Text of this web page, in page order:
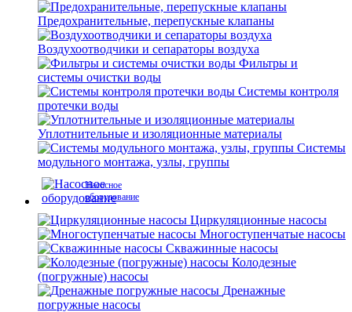
Предохранительные, перепускные клапаны
Воздухоотводчики и сепараторы воздуха
Фильтры и
системы очистки воды
Системы контроля
протечки воды
Уплотнительные и изоляционные материалы
Системы
модульного монтажа, узлы, группы
Насосное
оборудование
Циркуляционные насосы
Многоступенчатые насосы
Скважинные насосы
Колодезные
(погружные) насосы
Дренажные
погружные насосы